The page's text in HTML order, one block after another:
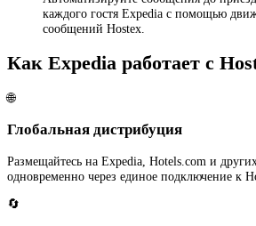
каждого гостя Expedia с помощью
сообщений Hostex.
Как Expedia работает с
🌐
Глобальная дистрибуция
Размещайтесь на Expedia, Hotels.com и
одновременно через единое подключение к
🔄